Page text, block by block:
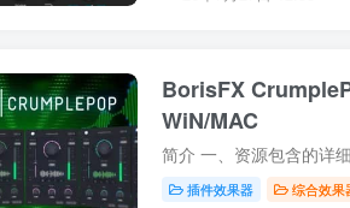
BorisFX
WiN/MAC
插件效果器 综合效果